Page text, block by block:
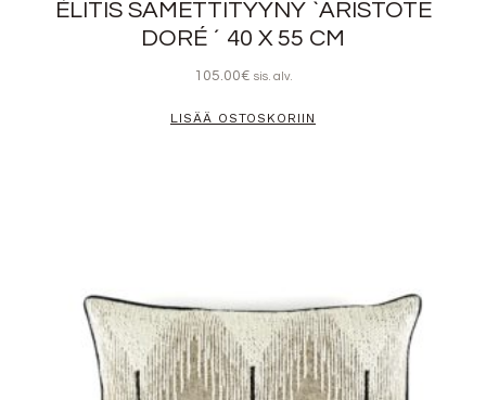
ÉLITIS SAMETTITYYNY `ARISTOTE
DORÉ ´ 40 X 55 CM
105.00€ sis. alv.
LISÄÄ OSTOSKORIIN